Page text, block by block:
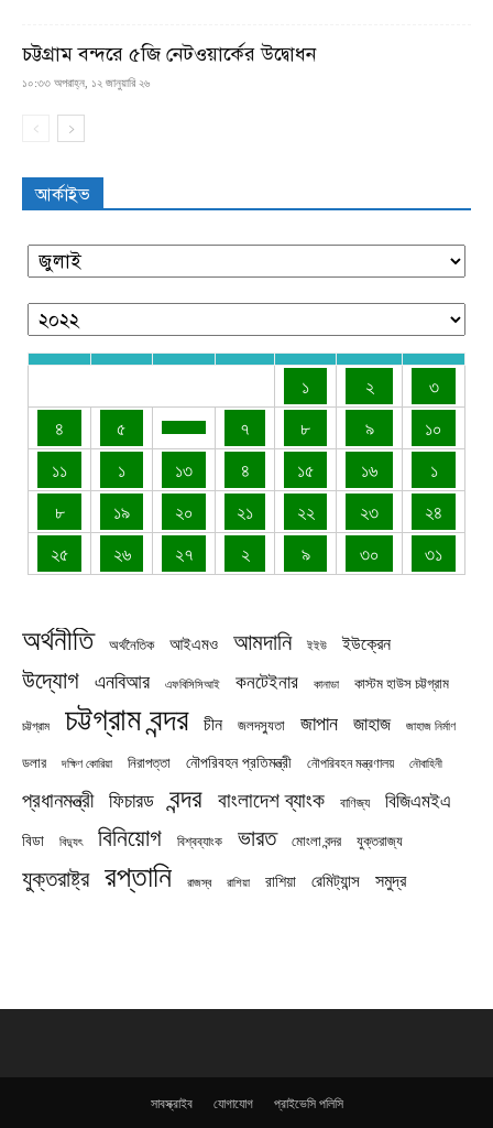
চট্টগ্রাম বন্দরে ৫জি নেটওয়ার্কের উদ্বোধন
১০:৩৩ অপরাহ্ন, ১২ জানুয়ারি ২৬
আর্কাইভ
১ ২
৩
৪
৫ ৭ ৮ ৯
১০
১১
১ ১৩ ৪ ১৫ ১৬
১
৮
১৯ ২০ ২১ ২২ ২৩
২৪
২৫
২৬ ২৭ ২ ৯ ৩০ ৩১
অর্থনীতি অর্থনৈতিক আইএমও আমদানি ইইউ ইউক্রেন
উদ্যোগ এনবিআর এফবিসিসিআই কনটেইনার কানাডা কাস্টম হাউস চট্টগ্রাম
চট্টগ্রাম চট্টগ্রাম বন্দর চীন জলদস্যুতা জাপান জাহাজ জাহাজ নির্মাণ
ডলার দক্ষিণ কোরিয়া নিরাপত্তা নৌপরিবহন প্রতিমন্ত্রী নৌপরিবহন মন্ত্রণালয় নৌবাহিনী
প্রধানমন্ত্রী ফিচারড বন্দর বাংলাদেশ ব্যাংক বাণিজ্য বিজিএমইএ
বিডা বিদ্যুৎ বিনিয়োগ বিশ্বব্যাংক ভারত মোংলা বন্দর যুক্তরাজ্য
যুক্তরাষ্ট্র রপ্তানি রাজস্ব রাশিয়া রাশিয়া রেমিট্যান্স সমুদ্র
সাবস্ক্রাইব যোগাযোগ প্রাইভেসি পলিসি